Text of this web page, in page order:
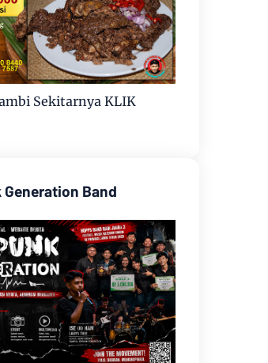
Sekitarnya KLIK
Generation Band